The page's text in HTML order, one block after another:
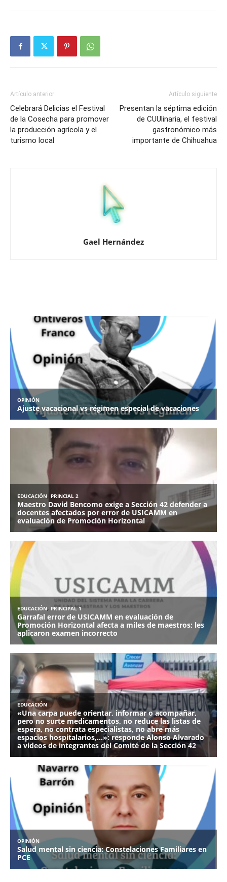
Artículo anterior
Celebrará Delicias el Festival
de la Cosecha para promover
la producción agrícola y el
turismo local
Artículo siguiente
Presentan la séptima edición
de CUUlinaria, el festival
gastronómico más
importante de Chihuahua
Gael Hernández